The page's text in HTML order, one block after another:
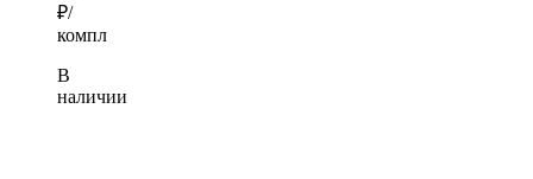
₽/
компл
В
наличии